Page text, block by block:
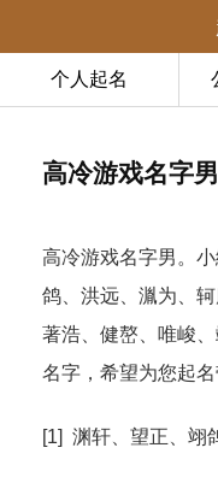
个人起名
高冷游戏名字男
高冷游戏名字男。
鸽、洪远、湚为、
著浩、健嶅、唯峻
名字，希望为您起
[1] 渊轩、望正、翊